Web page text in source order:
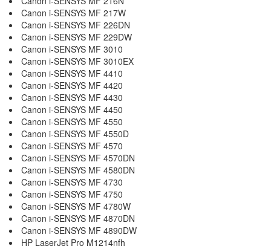
Canon i-SENSYS MF 217W
Canon i-SENSYS MF 226DN
Canon i-SENSYS MF 229DW
Canon i-SENSYS MF 3010
Canon i-SENSYS MF 3010EX
Canon i-SENSYS MF 4410
Canon i-SENSYS MF 4420
Canon i-SENSYS MF 4430
Canon i-SENSYS MF 4450
Canon i-SENSYS MF 4550
Canon i-SENSYS MF 4550D
Canon i-SENSYS MF 4570
Canon i-SENSYS MF 4570DN
Canon i-SENSYS MF 4580DN
Canon i-SENSYS MF 4730
Canon i-SENSYS MF 4750
Canon i-SENSYS MF 4780W
Canon i-SENSYS MF 4870DN
Canon i-SENSYS MF 4890DW
HP LaserJet Pro M1214nfh